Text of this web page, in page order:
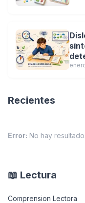
Recientes
Error: No hay
📖 Lectura
Comprension Lectora